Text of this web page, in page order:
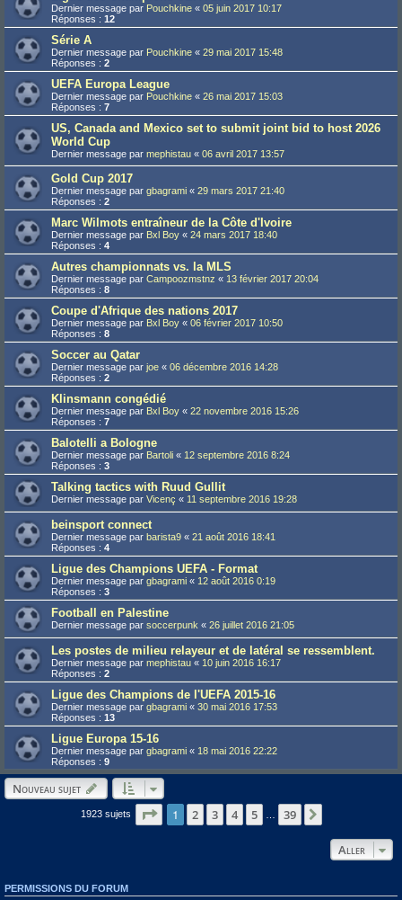
Dernier message par Pouchkine « 05 juin 2017 10:17
Réponses : 12
Série A
Dernier message par Pouchkine « 29 mai 2017 15:48
Réponses : 2
UEFA Europa League
Dernier message par Pouchkine « 26 mai 2017 15:03
Réponses : 7
US, Canada and Mexico set to submit joint bid to host 2026
World Cup
Dernier message par mephistau « 06 avril 2017 13:57
Gold Cup 2017
Dernier message par gbagrami « 29 mars 2017 21:40
Réponses : 2
Marc Wilmots entraîneur de la Côte d'Ivoire
Dernier message par Bxl Boy « 24 mars 2017 18:40
Réponses : 4
Autres championnats vs. la MLS
Dernier message par Campoozmstnz « 13 février 2017 20:04
Réponses : 8
Coupe d'Afrique des nations 2017
Dernier message par Bxl Boy « 06 février 2017 10:50
Réponses : 8
Soccer au Qatar
Dernier message par joe « 06 décembre 2016 14:28
Réponses : 2
Klinsmann congédié
Dernier message par Bxl Boy « 22 novembre 2016 15:26
Réponses : 7
Balotelli a Bologne
Dernier message par Bartoli « 12 septembre 2016 8:24
Réponses : 3
Talking tactics with Ruud Gullit
Dernier message par Vicenç « 11 septembre 2016 19:28
beinsport connect
Dernier message par barista9 « 21 août 2016 18:41
Réponses : 4
Ligue des Champions UEFA - Format
Dernier message par gbagrami « 12 août 2016 0:19
Réponses : 3
Football en Palestine
Dernier message par soccerpunk « 26 juillet 2016 21:05
Les postes de milieu relayeur et de latéral se ressemblent.
Dernier message par mephistau « 10 juin 2016 16:17
Réponses : 2
Ligue des Champions de l'UEFA 2015-16
Dernier message par gbagrami « 30 mai 2016 17:53
Réponses : 13
Ligue Europa 15-16
Dernier message par gbagrami « 18 mai 2016 22:22
Réponses : 9
Nouveau sujet
1923 sujets Page sur 39
1 2 3 4 5 39
Aller
PERMISSIONS DU FORUM